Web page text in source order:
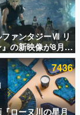
のエピソードをお
何か？を探ってい
は、〈試験問題〉
きクリエイター達
ファンタジーⅦ リ
の新映像が8月
開へ。『FF7』リ
の完結編、
のオープニング
てディレクター
登壇する予定
7436
ローヌ川の星月